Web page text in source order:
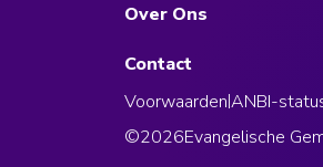
Over Ons
Contact
Voorwaarden|ANBI-
©2026Evangelische